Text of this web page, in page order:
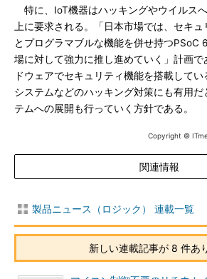
特に、IoT機器はハッキングやウイルス
上に要求される。「日本市場では、セキ
とプログラマブルな機能を併せ持つPSoC
場に対して強力に推し進めていく」計画
ドウェアでセキュリティ機能を搭載して
システムなどのハッキング対策にも有用だ
テムへの展開も行っていく方針である。
Copyright ©
関連情報
製品ニュース（ロジック） 連載一覧
新しい連載記事が 8 件あ